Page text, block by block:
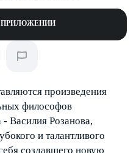
ПРИЛОЖЕНИИ
произведения
философов
- Василия Розанова,
и талантливого
создавшего новую